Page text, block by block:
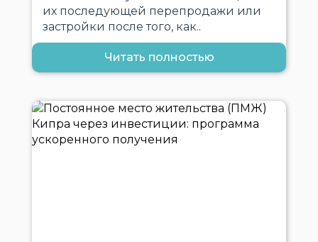
их последующей перепродажи или
застройки после того, как..
Читать полностью